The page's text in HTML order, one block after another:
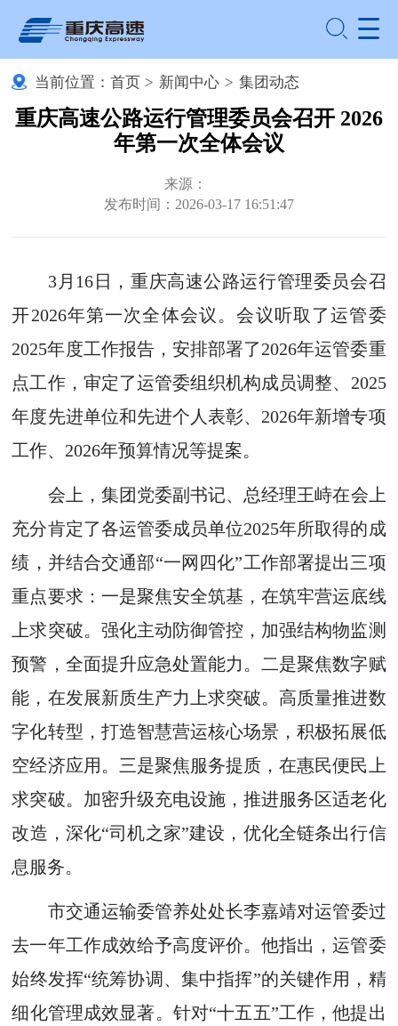
当前位置： 首页 > 新闻中心 > 集团动态
重庆高速公路运行管理委员会召开 2026
年第一次全体会议
来源：
发布时间：2026-03-17 16:51:47
3月16日，重庆高速公路运行管理委员会召
开2026年第一次全体会议。会议听取了运管委
2025年度工作报告，安排部署了2026年运管委重
点工作，审定了运管委组织机构成员调整、2025
年度先进单位和先进个人表彰、2026年新增专项
工作、2026年预算情况等提案。
会上，集团党委副书记、总经理王峙在会上
充分肯定了各运管委成员单位2025年所取得的成
绩，并结合交通部“一网四化”工作部署提出三项
重点要求：一是聚焦安全筑基，在筑牢营运底线
上求突破。强化主动防御管控，加强结构物监测
预警，全面提升应急处置能力。二是聚焦数字赋
能，在发展新质生产力上求突破。高质量推进数
字化转型，打造智慧营运核心场景，积极拓展低
空经济应用。三是聚焦服务提质，在惠民便民上
求突破。加密升级充电设施，推进服务区适老化
改造，深化“司机之家”建设，优化全链条出行信
息服务。
市交通运输委管养处处长李嘉靖对运管委过
去一年工作成效给予高度评价。他指出，运管委
始终发挥“统筹协调、集中指挥”的关键作用，精
细化管理成效显著。针对“十五五”工作，他提出